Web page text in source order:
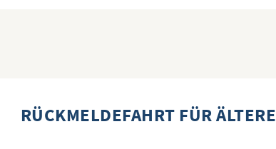
RÜCKMELDEFAHRT FÜR ÄLTERE